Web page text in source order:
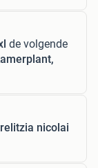
de volgende
nicolai